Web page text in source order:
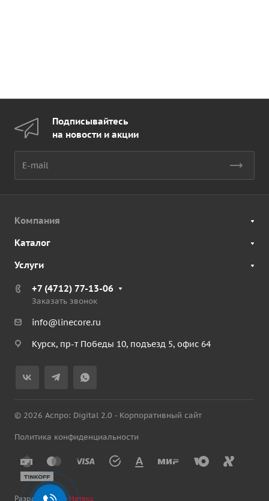
Подписывайтесь
на новости и акции
Компания
Каталог
Услуги
+7 (4712) 77-13-06
Заказать звонок
info@linecore.ru
Курск, пр-т Победы 10, подъезд 5, офис 64
© 2026 Аспро: Digital 2.0 - Корпоративный сайт
Политика конфиденциальности
Разработано в Нетекс